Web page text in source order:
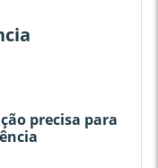
precisa para